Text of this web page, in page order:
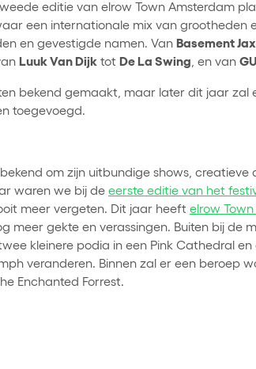
editie van elrow Town Amsterdam
een internationale mix van grootheden
en gevestigde namen. Van Basement
Luuk Van Dijk tot De La Swing , en van
bekend gemaakt, maar later dit jaar zal
toegevoegd.
om zijn uitbundige shows,
waren we bij de eerste editie van het
meer vergeten. Dit jaar heeft elrow
meer gekte en verassingen. Buiten bij de
kleinere podia in een Pink Cathedral en
veranderen. Binnen zal er een beroep
Enchanted Forrest.